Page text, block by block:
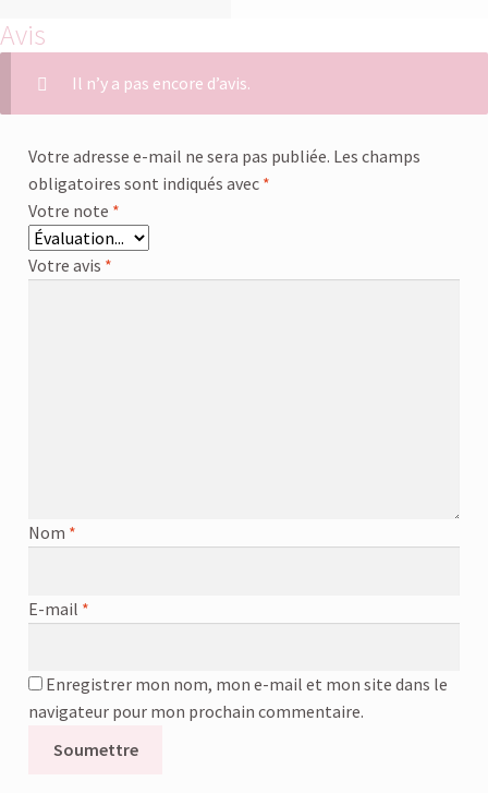
Avis
Il n’y a pas encore d’avis.
Votre adresse e-mail ne sera pas publiée. Les champs
obligatoires sont indiqués avec *
Votre note *
Votre avis *
Nom *
E-mail *
Enregistrer mon nom, mon e-mail et mon site dans le
navigateur pour mon prochain commentaire.